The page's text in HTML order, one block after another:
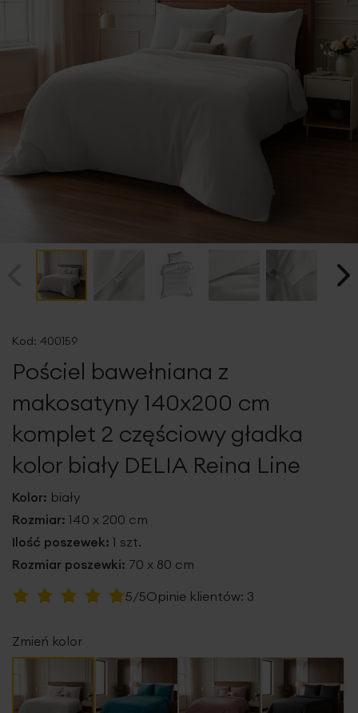
początek
galerii
Kod: 400159
Pościel bawełniana z
makosatyny 140x200 cm
komplet 2 częściowy gładka
kolor biały DELIA Reina Line
Kolor: biały
Rozmiar: 140 x 200 cm
Ilość poszewek: 1 szt.
Rozmiar poszewki: 70 x 80 cm
Ocena:
5/5Opinie klientów: 3
Zmień kolor